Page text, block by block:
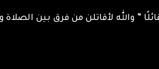
” والله لأقاتلن من فرق بين الصلاة